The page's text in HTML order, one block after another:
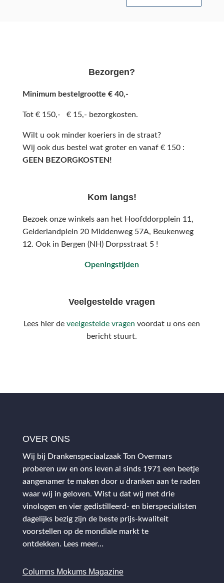
Bezorgen?
Minimum bestelgrootte € 40,-
Tot € 150,- € 15,- bezorgkosten.
Wilt u ook minder koeriers in de straat?
Wij ook dus bestel wat groter en vanaf € 150 :
GEEN BEZORGKOSTEN!
Kom langs!
Bezoek onze winkels aan het Hoofddorpplein 11,
Gelderlandplein 20 Middenweg 57A, Beukenweg
12. Ook in Bergen (NH) Dorpsstraat 5 !
Openingstijden
Veelgestelde vragen
Lees hier deveelgestelde vragen voordat u ons een
bericht stuurt.
OVER ONS
Wij bij Drankenspeciaalzaak Ton Overmars
proberen uw en ons leven al sinds 1971 een beetje
aangenamer te maken door u dranken aan te raden
waar wij in geloven. Wist u dat wij met drie
vinologen en vier gedistilleerd- en bierspecialisten
dagelijks bezig zijn de beste prijs-kwaliteit
voorstellen op de mondiale markt te
ontdekken. Lees meer…
Columns Mokums Magazine